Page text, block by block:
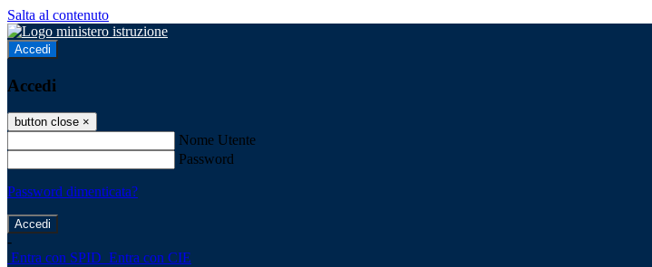
Salta al contenuto
Accedi
Accedi
button close ×
Nome Utente
Password
Password dimenticata?
-
Entra con SPID Entra con CIE